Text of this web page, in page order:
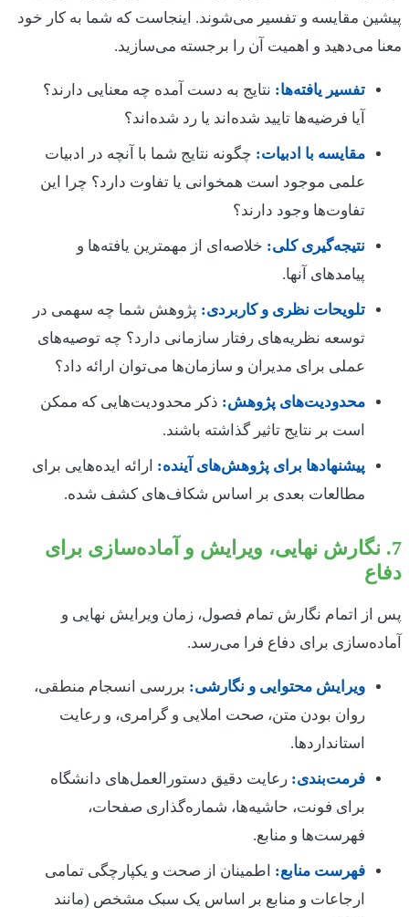
پیشین مقایسه و تفسیر می‌شوند. اینجاست که شما به کار خود
معنا می‌دهید و اهمیت آن را برجسته می‌سازید.
تفسیر یافته‌ها: نتایج به دست آمده چه معنایی دارند؟
آیا فرضیه‌ها تایید شده‌اند یا رد شده‌اند؟
مقایسه با ادبیات: چگونه نتایج شما با آنچه در ادبیات
علمی موجود است همخوانی یا تفاوت دارد؟ چرا این
تفاوت‌ها وجود دارند؟
نتیجه‌گیری کلی: خلاصه‌ای از مهمترین یافته‌ها و
پیامدهای آنها.
تلویحات نظری و کاربردی: پژوهش شما چه سهمی در
توسعه نظریه‌های رفتار سازمانی دارد؟ چه توصیه‌های
عملی برای مدیران و سازمان‌ها می‌توان ارائه داد؟
محدودیت‌های پژوهش: ذکر محدودیت‌هایی که ممکن
است بر نتایج تاثیر گذاشته باشند.
پیشنهادها برای پژوهش‌های آینده: ارائه ایده‌هایی برای
مطالعات بعدی بر اساس شکاف‌های کشف شده.
7. نگارش نهایی، ویرایش و آماده‌سازی برای
دفاع
پس از اتمام نگارش تمام فصول، زمان ویرایش نهایی و
آماده‌سازی برای دفاع فرا می‌رسد.
ویرایش محتوایی و نگارشی: بررسی انسجام منطقی،
روان بودن متن، صحت املایی و گرامری، و رعایت
استانداردها.
فرمت‌بندی: رعایت دقیق دستورالعمل‌های دانشگاه
برای فونت، حاشیه‌ها، شماره‌گذاری صفحات،
فهرست‌ها و منابع.
فهرست منابع: اطمینان از صحت و یکپارچگی تمامی
ارجاعات و منابع بر اساس یک سبک مشخص (مانند